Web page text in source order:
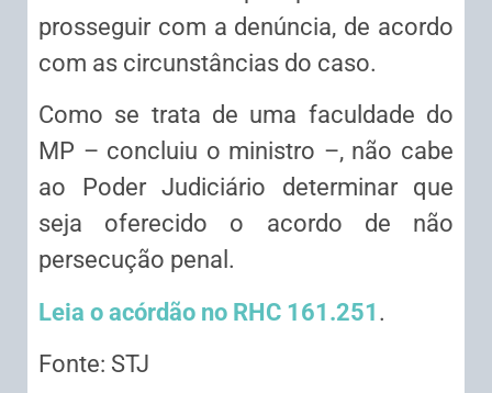
prosseguir com a denúncia, de acordo
com as circunstâncias do caso.
Como se trata de uma faculdade do
MP – concluiu o ministro –, não cabe
ao Poder Judiciário determinar que
seja oferecido o acordo de não
persecução penal.
Leia o acórdão no RHC 161.251 .
Fonte: STJ